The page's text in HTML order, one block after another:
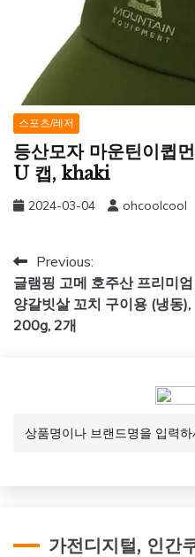
스포츠/레저
등산모자 마운틴이큅
U 캡, khaki
2024-03-04 ohcoolcool
글
탐
색
Previous:
글램핑 고메 호주산 프리미엄
양갈빗살 꼬치 구이용 (냉동),
200g, 2개
가전디지털, 인간